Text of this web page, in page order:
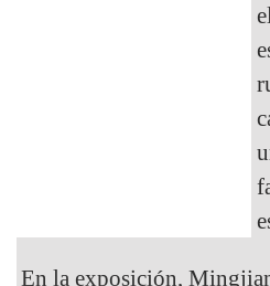
En la exposición,